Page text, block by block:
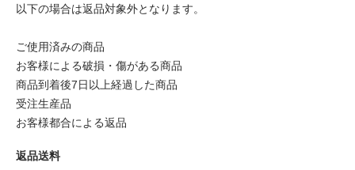
以下の場合は返品対象外となります。
ご使用済みの商品
お客様による破損・傷がある商品
商品到着後7日以上経過した商品
受注生産品
お客様都合による返品
返品送料